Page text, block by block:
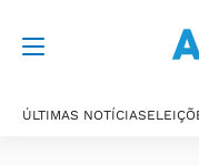
ÚLTIMAS NOTÍCIAS